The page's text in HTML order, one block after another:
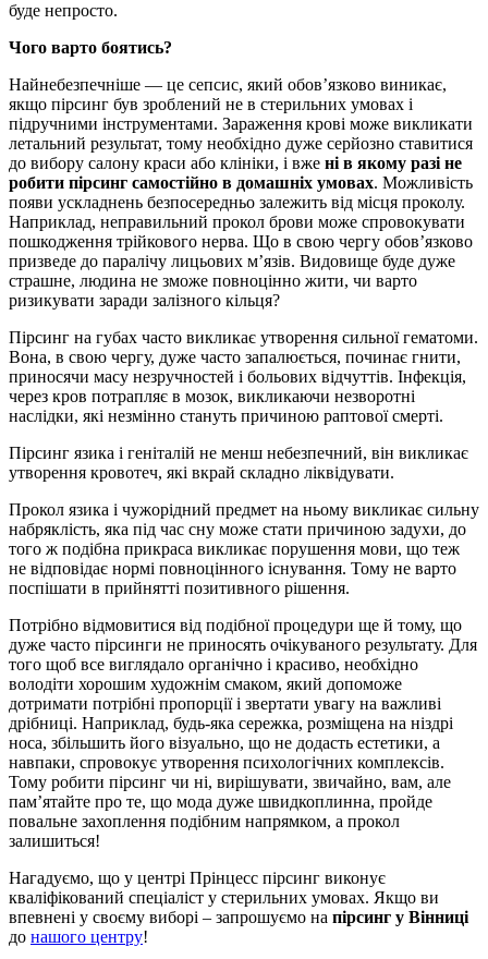
буде непросто.
Чого варто боятись?
Найнебезпечніше — це сепсис, який обов’язково виникає,
якщо пірсинг був зроблений не в стерильних умовах і
підручними інструментами. Зараження крові може викликати
летальний результат, тому необхідно дуже серйозно ставитися
до вибору салону краси або клініки, і вже ні в якому разі не
робити пірсинг самостійно в домашніх умовах. Можливість
появи ускладнень безпосередньо залежить від місця проколу.
Наприклад, неправильний прокол брови може спровокувати
пошкодження трійкового нерва. Що в свою чергу обов’язково
призведе до паралічу лицьових м’язів. Видовище буде дуже
страшне, людина не зможе повноцінно жити, чи варто
ризикувати заради залізного кільця?
Пірсинг на губах часто викликає утворення сильної гематоми.
Вона, в свою чергу, дуже часто запалюється, починає гнити,
приносячи масу незручностей і больових відчуттів. Інфекція,
через кров потрапляє в мозок, викликаючи незворотні
наслідки, які незмінно стануть причиною раптової смерті.
Пірсинг язика і геніталій не менш небезпечний, він викликає
утворення кровотеч, які вкрай складно ліквідувати.
Прокол язика і чужорідний предмет на ньому викликає сильну
набряклість, яка під час сну може стати причиною задухи, до
того ж подібна прикраса викликає порушення мови, що теж
не відповідає нормі повноцінного існування. Тому не варто
поспішати в прийнятті позитивного рішення.
Потрібно відмовитися від подібної процедури ще й тому, що
дуже часто пірсинги не приносять очікуваного результату. Для
того щоб все виглядало органічно і красиво, необхідно
володіти хорошим художнім смаком, який допоможе
дотримати потрібні пропорції і звертати увагу на важливі
дрібниці. Наприклад, будь-яка сережка, розміщена на ніздрі
носа, збільшить його візуально, що не додасть естетики, а
навпаки, спровокує утворення психологічних комплексів.
Тому робити пірсинг чи ні, вирішувати, звичайно, вам, але
пам’ятайте про те, що мода дуже швидкоплинна, пройде
повальне захоплення подібним напрямком, а прокол
залишиться!
Нагадуємо, що у центрі Прінцесс пірсинг виконує
кваліфікований спеціаліст у стерильних умовах. Якщо ви
впевнені у своєму виборі – запрошуємо на пірсинг у Вінниці
до нашого центру!